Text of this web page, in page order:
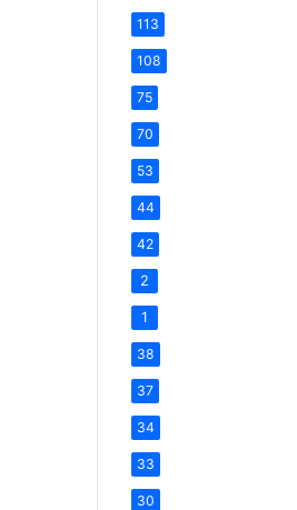
113
108
75
70
53
44
42
2
1
38
37
34
33
30